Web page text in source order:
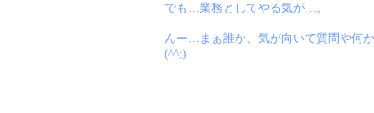
でも…業務としてやる気が…。
んー…まぁ誰か、気が向いて質問や何
(^^;)